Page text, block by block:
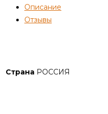
Описание
Отзывы
Страна РОССИЯ